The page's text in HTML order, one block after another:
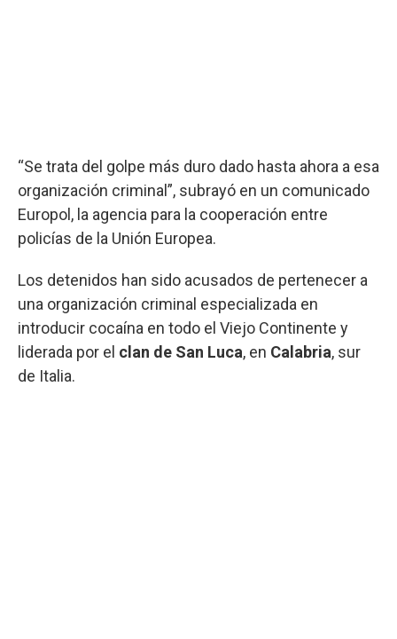
“Se trata del golpe más duro dado hasta ahora a esa
organización criminal”, subrayó en un comunicado
Europol, la agencia para la cooperación entre
policías de la Unión Europea.
Los detenidos han sido acusados de pertenecer a
una organización criminal especializada en
introducir cocaína en todo el Viejo Continente y
liderada por el clan de San Luca, en Calabria, sur
de Italia.